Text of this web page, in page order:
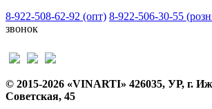
8-922-508-62-92 (опт) 8-922-506-30-55
звонок
© 2015-2026 «VINARTI» 426035, УР, г.
Советская, 45